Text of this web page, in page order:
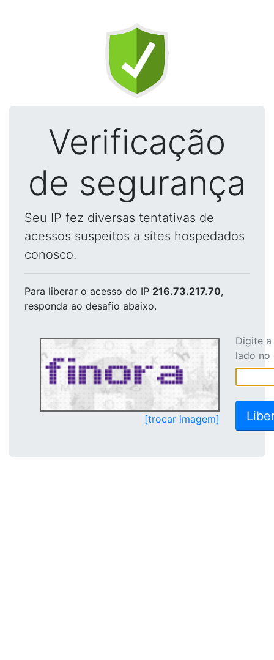
Verificação
de segurança
Seu IP fez diversas tentativas de
acessos suspeitos a sites hospedados
conosco.
Para liberar o acesso do IP 216.73.217.70,
responda ao desafio abaixo.
[trocar imagem]
Digite
lado no